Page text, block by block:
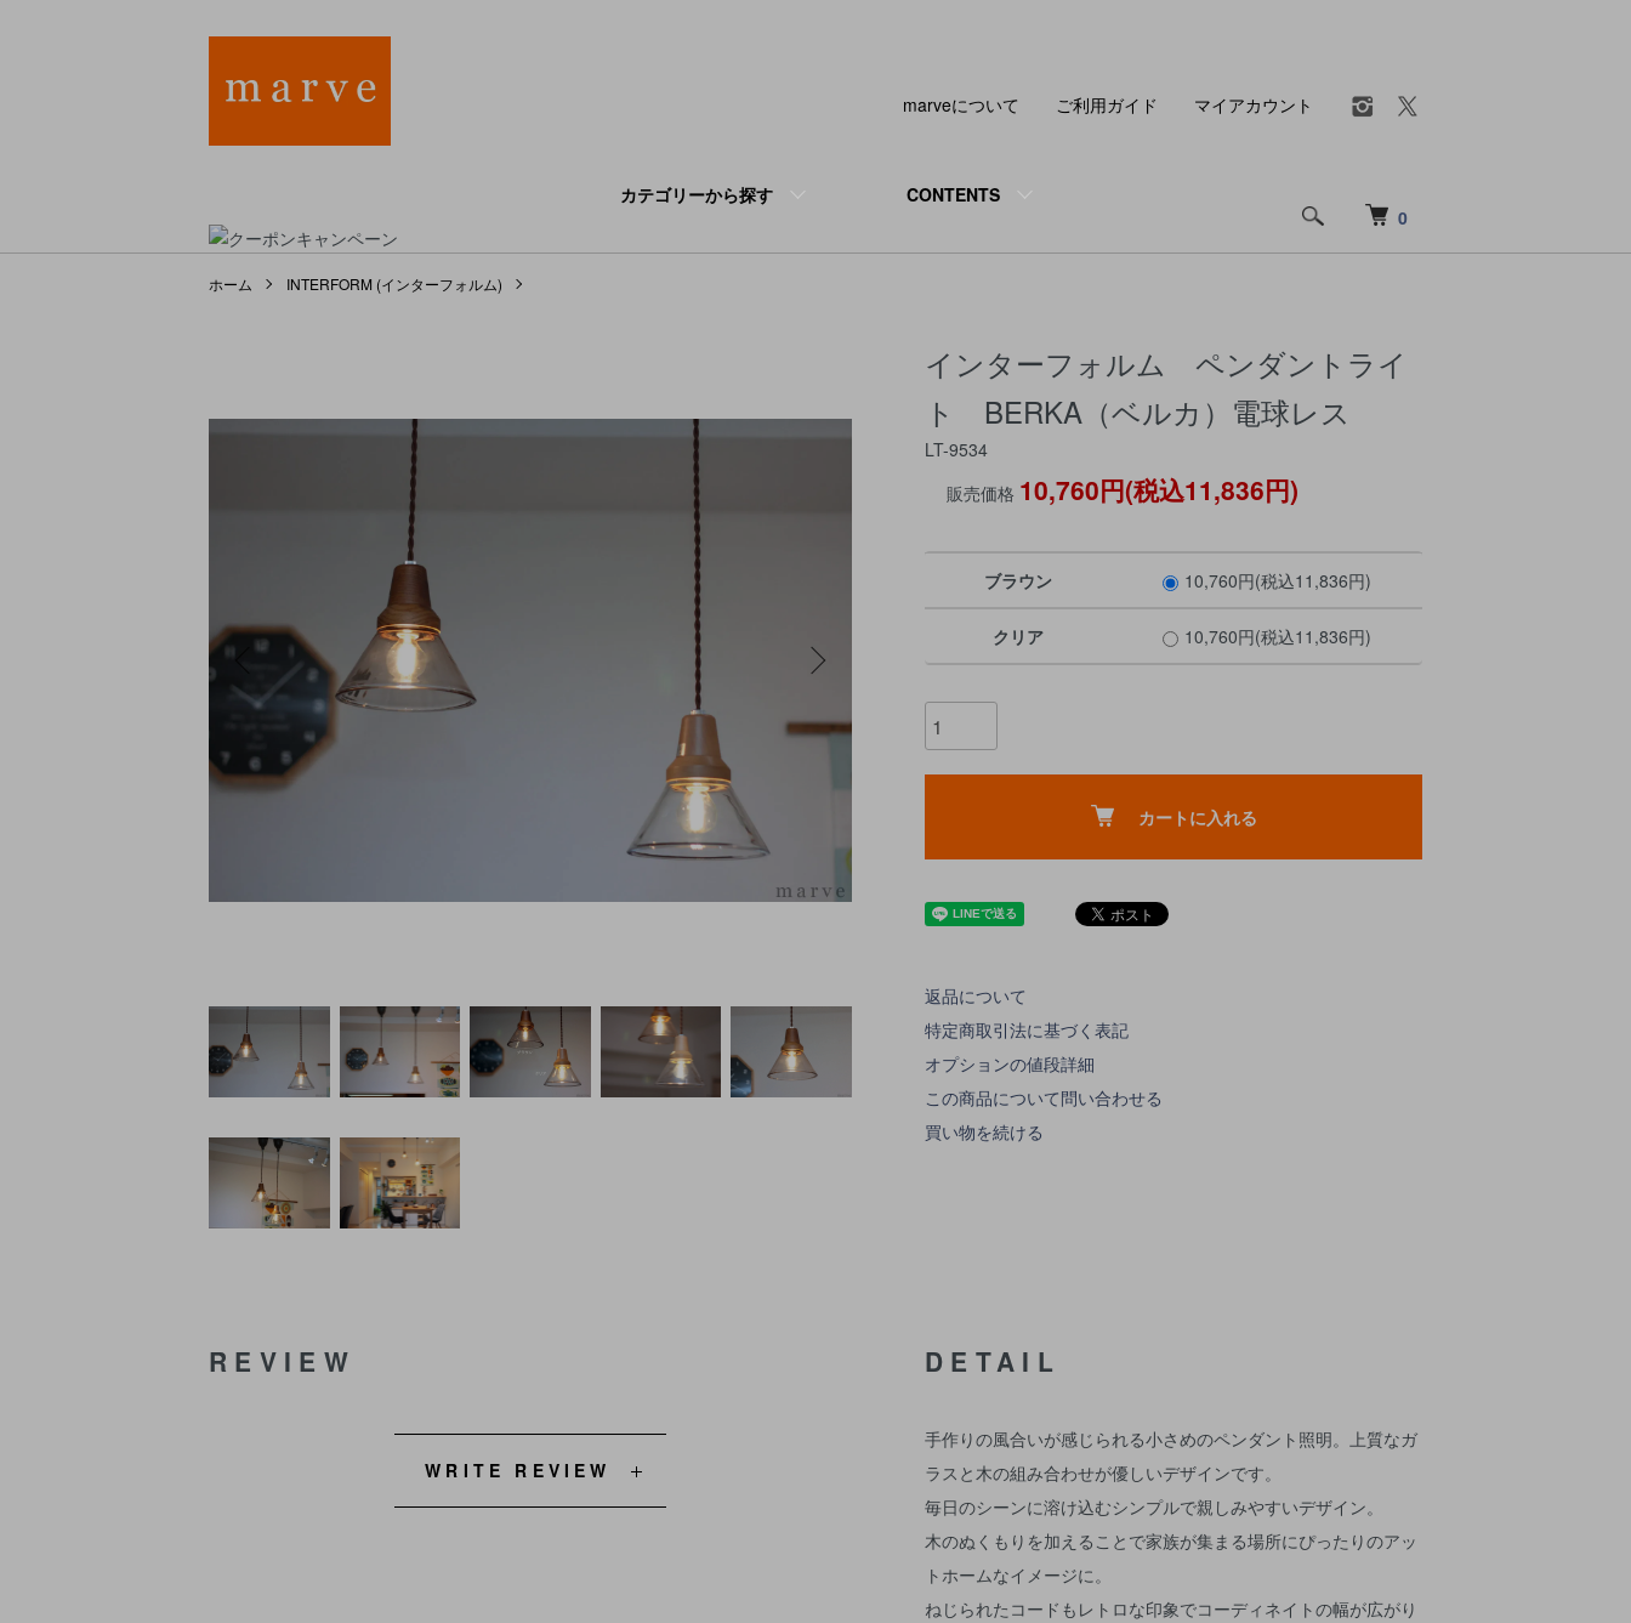
0
カテゴリーから探す CONTENTS
marveについて ご利用ガイド マイアカウント
ホーム INTERFORM (インターフォルム)
インターフォルム ペンダントライ
ト BERKA（ベルカ）電球レス
LT-9534
販売価格 10,760円(税込11,836円)
ブラウン 10,760円(税込11,836円)
クリア 10,760円(税込11,836円)
カートに入れる
返品について
特定商取引法に基づく表記
オプションの値段詳細
この商品について問い合わせる
買い物を続ける
DETAIL
手作りの風合いが感じられる小さめのペンダント照明。上質なガ
ラスと木の組み合わせが優しいデザインです。
毎日のシーンに溶け込むシンプルで親しみやすいデザイン。
木のぬくもりを加えることで家族が集まる場所にぴったりのアッ
トホームなイメージに。
ねじられたコードもレトロな印象でコーディネイトの幅が広がり
REVIEW
WRITE REVIEW